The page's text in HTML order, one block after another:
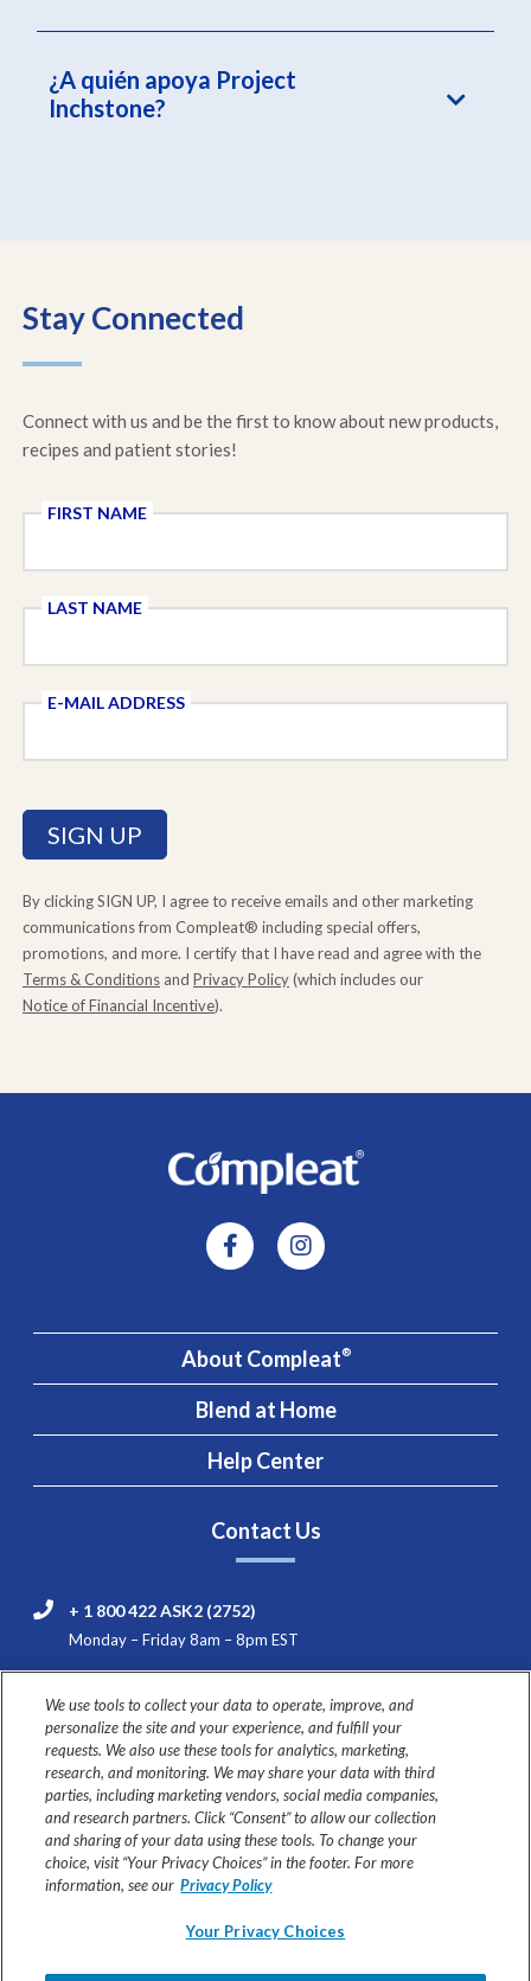
¿A quién apoya Project
Inchstone?
Stay Connected
Connect with us and be the first to know about new products,
recipes and patient stories!
FIRST NAME
LAST NAME
E-MAIL ADDRESS
By clicking SIGN UP, I agree to receive emails and other marketing
communications from Compleat® including special offers,
promotions, and more. I certify that I have read and agree with the
Terms & Conditions and Privacy Policy(which includes our
Notice of Financial Incentive).
About Compleat®
Blend at Home
Help Center
Contact Us
+ 1 800 422 ASK2 (2752)
Monday – Friday 8am – 8pm EST
Support
445 State Street
Fremont, MI 49412
USE UNDER MEDICAL SUPERVISION
Ask your healthcare professional if Compleat® formulas are
We use tools to collect your data to operate, improve, and
personalize the site and your experience, and fulfill your
requests. We also use these tools for analytics, marketing,
research, and monitoring. We may share your data with third
parties, including marketing vendors, social media companies,
and research partners. Click “Consent” to allow our collection
and sharing of your data using these tools. To change your
choice, visit “Your Privacy Choices” in the footer. For more
information, see our Privacy Policy
Your Privacy Choices